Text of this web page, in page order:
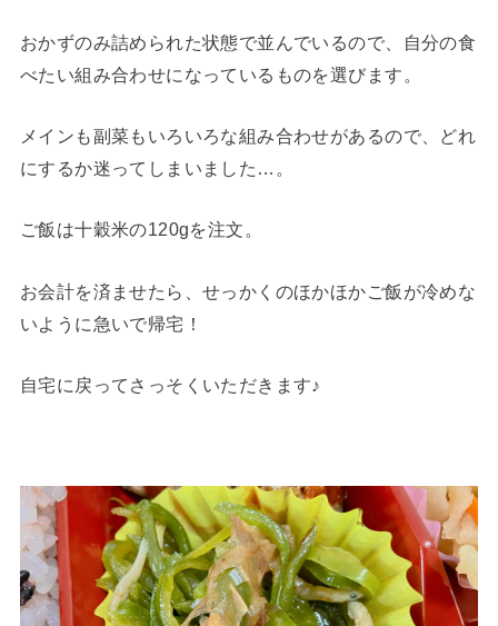
おかずのみ詰められた状態で並んでいるので、自分の食
べたい組み合わせになっているものを選びます。
メインも副菜もいろいろな組み合わせがあるので、どれ
にするか迷ってしまいました…。
ご飯は十穀米の120gを注文。
お会計を済ませたら、せっかくのほかほかご飯が冷めな
いように急いで帰宅！
自宅に戻ってさっそくいただきます♪